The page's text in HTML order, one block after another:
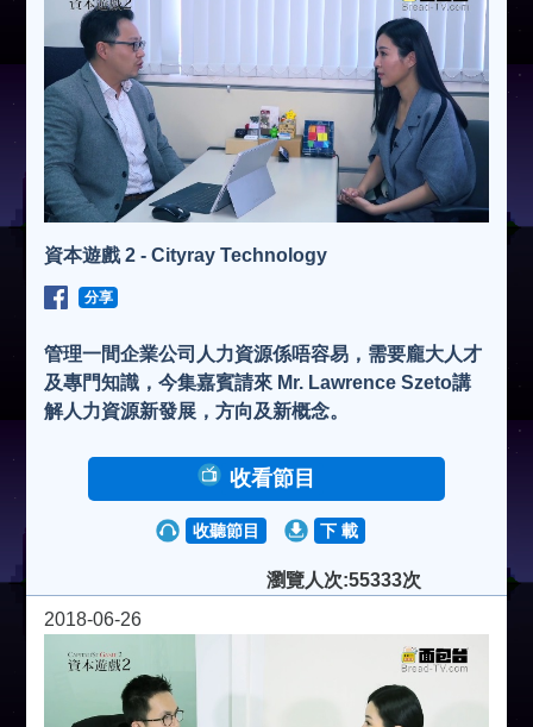
資本遊戲 2 - Cityray Technology
分享
管理一間企業公司人力資源係唔容易，需要龐大人才
及專門知識，今集嘉賓請來 Mr. Lawrence Szeto講
解人力資源新發展，方向及新概念。
收看節目
收聽節目 下 載
瀏覽人次:55333次
2018-06-26